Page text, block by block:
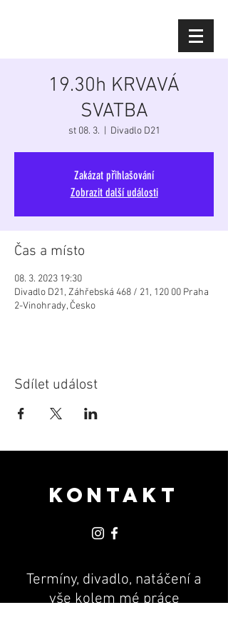
19.30h KRVAVÁ
SVATBA
st 08. 3. Divadlo D21
Zakázat přihlašování
Zobrazit další události
Čas a místo
08. 3. 2023 19:30
Divadlo D21, Záhřebská 468 / 21, 120 00 Praha
2-Vinohrady, Česko
Sdílet událost
KONTAKT
Termíny, divadlo, natáčení a
vše kolem mé práce